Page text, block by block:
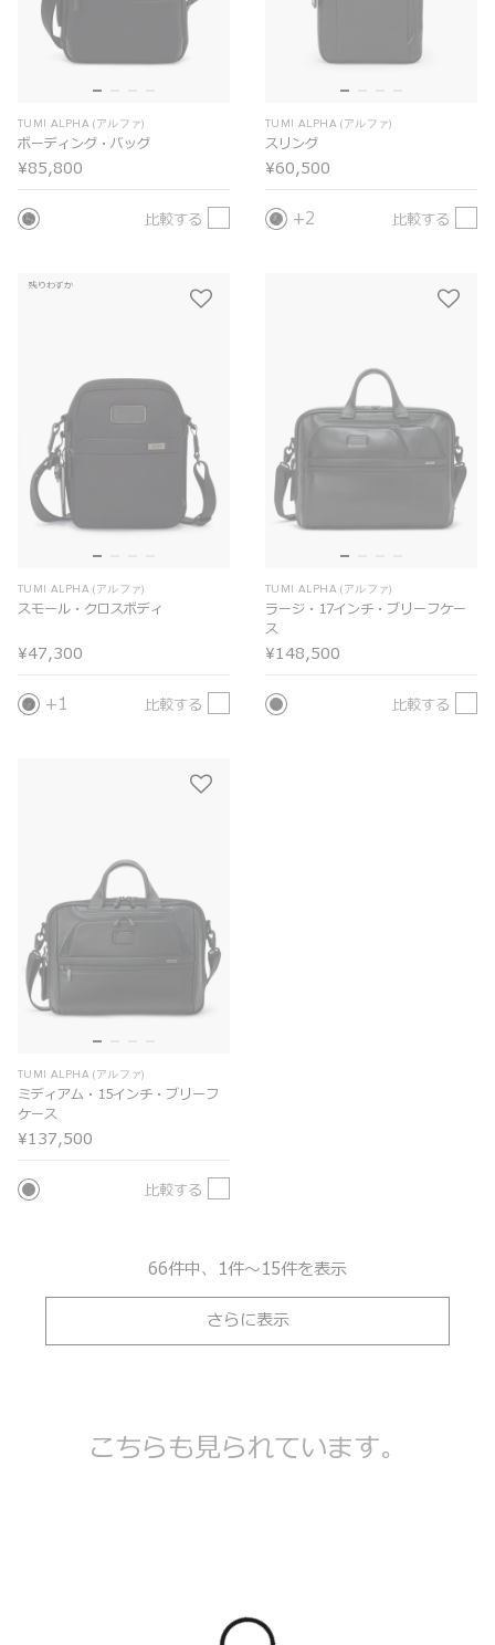
TUMI ALPHA (アルファ)
ボーディング・バッグ
¥85,800
比較する
TUMI ALPHA (アルファ)
スリング
¥60,500
2 比較する
残りわずか
TUMI ALPHA (アルファ)
スモール・クロスボディ
¥47,300
1 比較する
TUMI ALPHA (アルファ)
ラージ・17インチ・ブリーフケー
ス
¥148,500
比較する
TUMI ALPHA (アルファ)
ミディアム・15インチ・ブリーフ
ケース
¥137,500
比較する
66件中、1件～15件を表示
さらに表示
こちらも見られています。